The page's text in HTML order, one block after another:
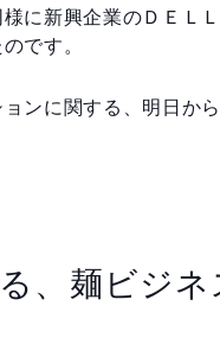
に新興企業のＤＥＬ
です。
ンに関する、明日か
、麺ビジ